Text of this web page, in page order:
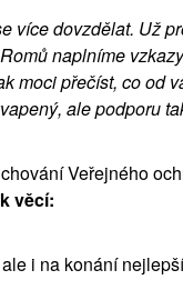
více dovzdělat. Už
naplníme
moci přečíst, co od
ale podporu
Veřejného
věcí:
i na konání